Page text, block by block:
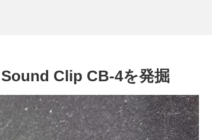
Clip CB-4を発掘